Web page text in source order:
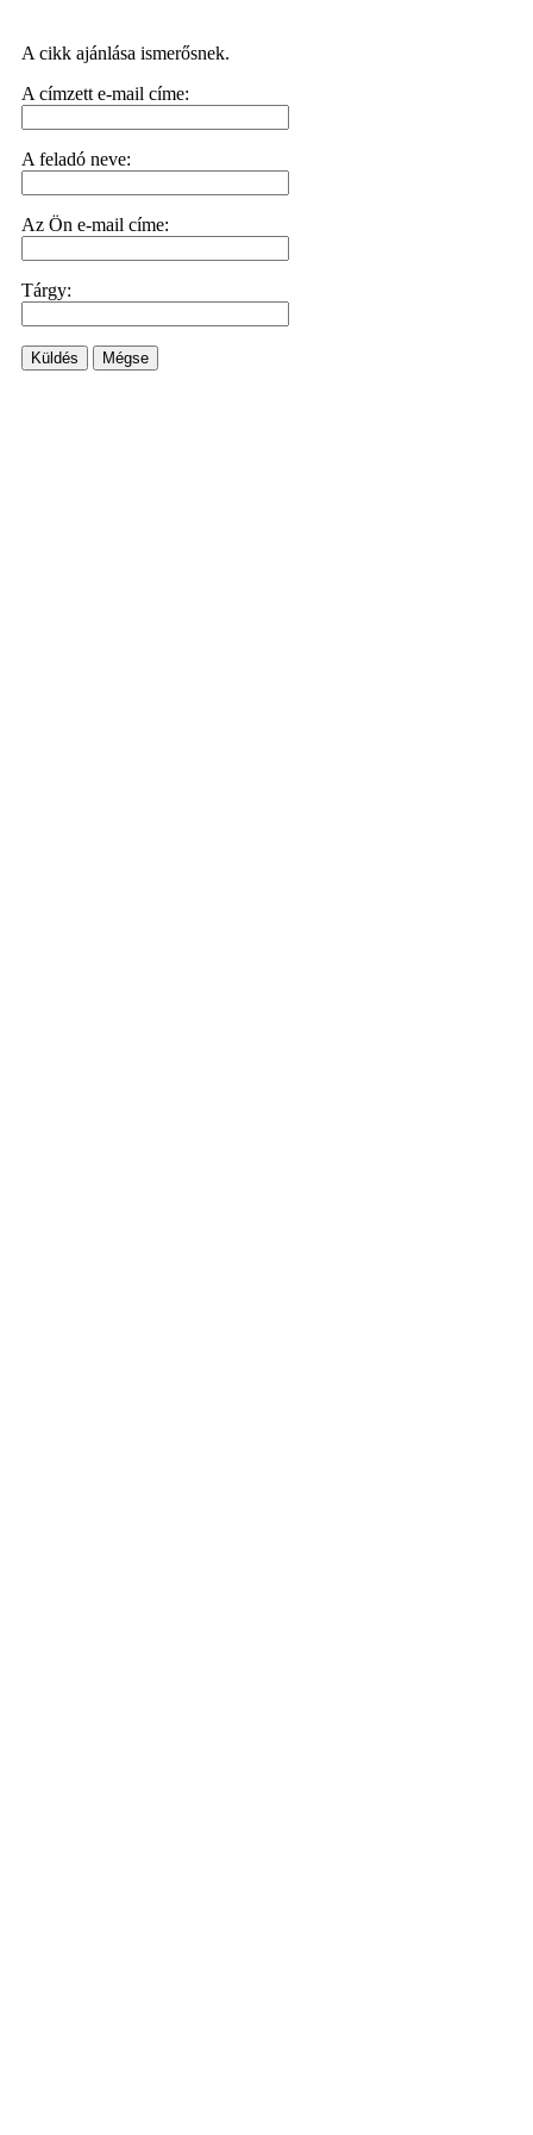
A cikk ajánlása ismerősnek.
A címzett e-mail címe:
A feladó neve:
Az Ön e-mail címe:
Tárgy:
Küldés Mégse